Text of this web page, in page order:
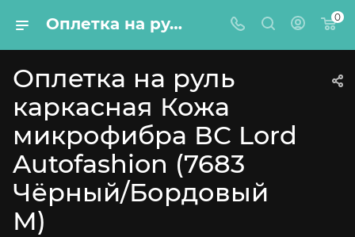
Оплетка на руль каркасная Кожа микрофибра ВС Lord Autofashion (7683 Чёрный/Бордовый М) 0
Оплетка на руль
каркасная Кожа
микрофибра ВС Lord
Autofashion (7683
Чёрный/Бордовый
М)